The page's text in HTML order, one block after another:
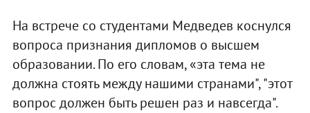
На встрече со студентами Медведев коснулся
вопроса признания дипломов о высшем
образовании. По его словам, «эта тема не
должна стоять между нашими странами", "этот
вопрос должен быть решен раз и навсегда".